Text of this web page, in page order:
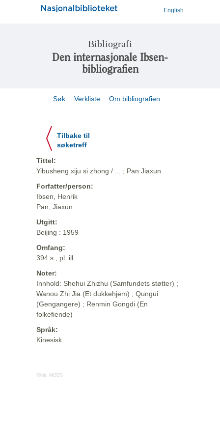
English
Bibliografi
Den internasjonale Ibsen-
bibliografien
Søk Verkliste Om bibliografien
Tilbake til
søketreff
Tittel:
Yibusheng xiju si zhong / ... ; Pan Jiaxun
Forfatter/person:
Ibsen, Henrik
Pan, Jiaxun
Utgitt:
Beijing : 1959
Omfang:
394 s., pl. ill.
Noter:
Innhold: Shehui Zhizhu (Samfundets støtter) ;
Wanou Zhi Jia (Et dukkehjem) ; Qungui
(Gengangere) ; Renmin Gongdi (En
folkefiende)
Språk:
Kinesisk
Kilde: MODS